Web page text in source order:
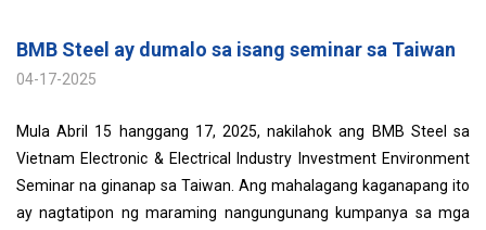
BMB Steel ay dumalo sa isang seminar sa Taiwan
04-17-2025
Mula Abril 15 hanggang 17, 2025, nakilahok ang BMB Steel sa
Vietnam Electronic & Electrical Industry Investment Environment
Seminar na ginanap sa Taiwan. Ang mahalagang kaganapang ito
ay nagtatipon ng maraming nangungunang kumpanya sa mga